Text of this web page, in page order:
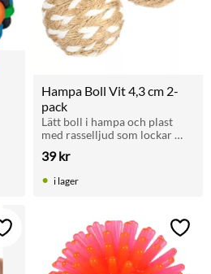
Hampa Boll Vit 4,3 cm 2-
pack
Lätt boll i hampa och plast
med rasselljud som lockar
katten till aktiv lek och bus.
Levereras i 2 pack i
varierande färger.
39kr
i lager
Lägg till i favoriter Lägg